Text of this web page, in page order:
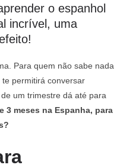
o espanhol
incrível, uma
Para quem não sabe nada
permitirá conversar
um trimestre dá até para
3 meses na Espanha, para